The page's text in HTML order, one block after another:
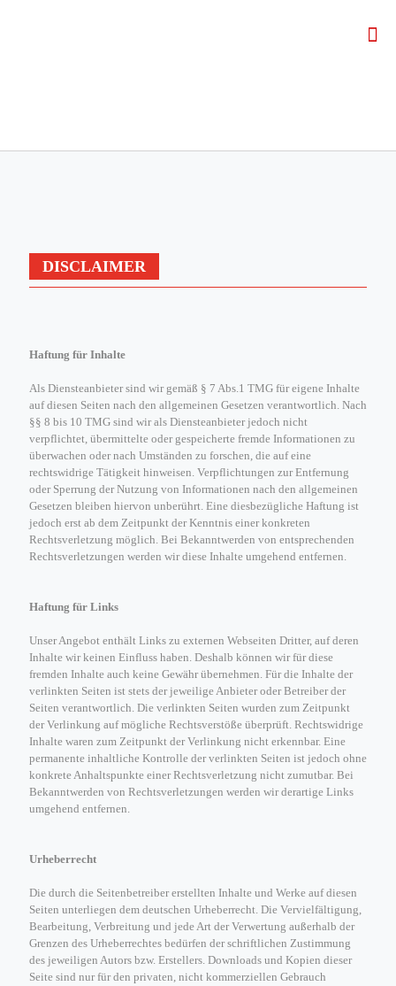
DISCLAIMER
Haftung für Inhalte
Als Diensteanbieter sind wir gemäß § 7 Abs.1 TMG für eigene Inhalte
auf diesen Seiten nach den allgemeinen Gesetzen verantwortlich. Nach
§§ 8 bis 10 TMG sind wir als Diensteanbieter jedoch nicht
verpflichtet, übermittelte oder gespeicherte fremde Informationen zu
überwachen oder nach Umständen zu forschen, die auf eine
rechtswidrige Tätigkeit hinweisen. Verpflichtungen zur Entfernung
oder Sperrung der Nutzung von Informationen nach den allgemeinen
Gesetzen bleiben hiervon unberührt. Eine diesbezügliche Haftung ist
jedoch erst ab dem Zeitpunkt der Kenntnis einer konkreten
Rechtsverletzung möglich. Bei Bekanntwerden von entsprechenden
Rechtsverletzungen werden wir diese Inhalte umgehend entfernen.
Haftung für Links
Unser Angebot enthält Links zu externen Webseiten Dritter, auf deren
Inhalte wir keinen Einfluss haben. Deshalb können wir für diese
fremden Inhalte auch keine Gewähr übernehmen. Für die Inhalte der
verlinkten Seiten ist stets der jeweilige Anbieter oder Betreiber der
Seiten verantwortlich. Die verlinkten Seiten wurden zum Zeitpunkt
der Verlinkung auf mögliche Rechtsverstöße überprüft. Rechtswidrige
Inhalte waren zum Zeitpunkt der Verlinkung nicht erkennbar. Eine
permanente inhaltliche Kontrolle der verlinkten Seiten ist jedoch ohne
konkrete Anhaltspunkte einer Rechtsverletzung nicht zumutbar. Bei
Bekanntwerden von Rechtsverletzungen werden wir derartige Links
umgehend entfernen.
Urheberrecht
Die durch die Seitenbetreiber erstellten Inhalte und Werke auf diesen
Seiten unterliegen dem deutschen Urheberrecht. Die Vervielfältigung,
Bearbeitung, Verbreitung und jede Art der Verwertung außerhalb der
Grenzen des Urheberrechtes bedürfen der schriftlichen Zustimmung
des jeweiligen Autors bzw. Erstellers. Downloads und Kopien dieser
Seite sind nur für den privaten, nicht kommerziellen Gebrauch